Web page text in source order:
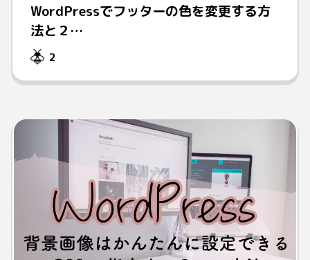
WordPressでフッターの色を変更する方
法と２…
2